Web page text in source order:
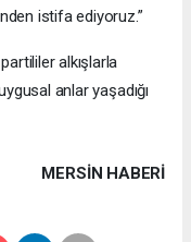
istifa ediyoruz.”
alkışlarla
anlar yaşadığı
MERSIN HABERİ